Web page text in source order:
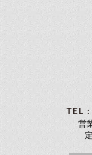
TEL :
営